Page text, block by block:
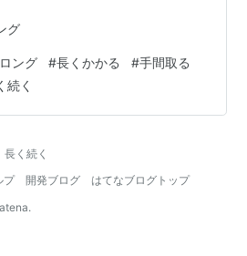
グ
ング #長くかかる #手間取る
続く
長く続く
プ 開発ブログ
はてなブログトップ